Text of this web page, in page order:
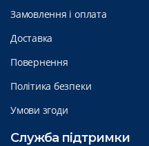
Замовлення і оплата
Доставка
Повернення
Політика безпеки
Умови згоди
Служба підтримки